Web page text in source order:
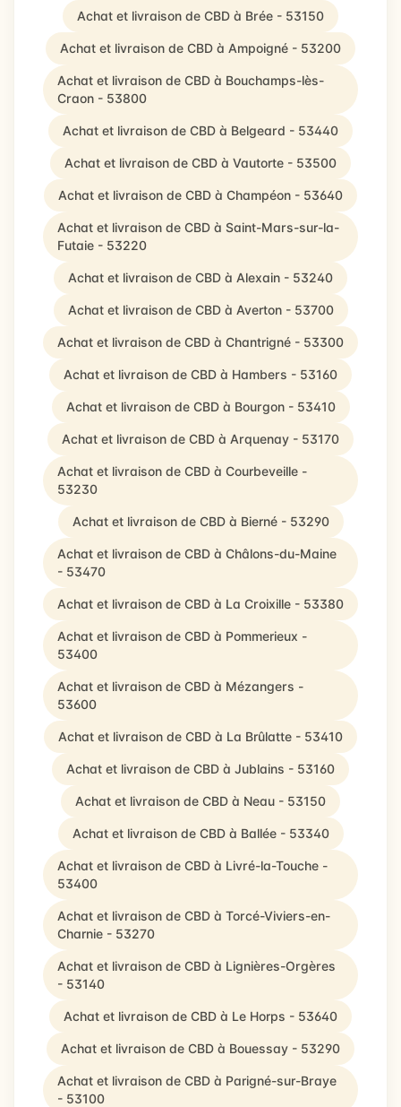
Achat et livraison de CBD à Brée - 53150
Achat et livraison de CBD à Ampoigné - 53200
Achat et livraison de CBD à Bouchamps-lès-
Craon - 53800
Achat et livraison de CBD à Belgeard - 53440
Achat et livraison de CBD à Vautorte - 53500
Achat et livraison de CBD à Champéon - 53640
Achat et livraison de CBD à Saint-Mars-sur-la-
Futaie - 53220
Achat et livraison de CBD à Alexain - 53240
Achat et livraison de CBD à Averton - 53700
Achat et livraison de CBD à Chantrigné - 53300
Achat et livraison de CBD à Hambers - 53160
Achat et livraison de CBD à Bourgon - 53410
Achat et livraison de CBD à Arquenay - 53170
Achat et livraison de CBD à Courbeveille -
53230
Achat et livraison de CBD à Bierné - 53290
Achat et livraison de CBD à Châlons-du-Maine
- 53470
Achat et livraison de CBD à La Croixille - 53380
Achat et livraison de CBD à Pommerieux -
53400
Achat et livraison de CBD à Mézangers -
53600
Achat et livraison de CBD à La Brûlatte - 53410
Achat et livraison de CBD à Jublains - 53160
Achat et livraison de CBD à Neau - 53150
Achat et livraison de CBD à Ballée - 53340
Achat et livraison de CBD à Livré-la-Touche -
53400
Achat et livraison de CBD à Torcé-Viviers-en-
Charnie - 53270
Achat et livraison de CBD à Lignières-Orgères
- 53140
Achat et livraison de CBD à Le Horps - 53640
Achat et livraison de CBD à Bouessay - 53290
Achat et livraison de CBD à Parigné-sur-Braye
- 53100